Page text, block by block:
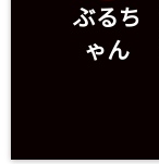
ぶるち
ゃん